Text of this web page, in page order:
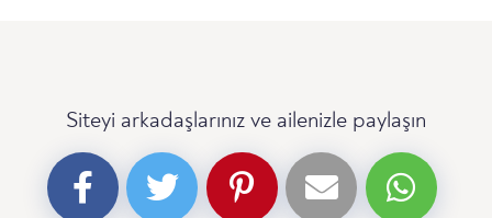
Siteyi arkadaşlarınız ve ailenizle paylaşın